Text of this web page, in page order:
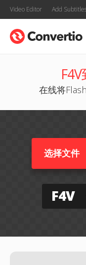
Video Editor Add
在线将
选择文件
F4V